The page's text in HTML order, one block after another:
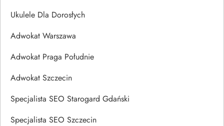
Ukulele Dla Dorosłych
Adwokat Warszawa
Adwokat Praga Południe
Adwokat Szczecin
Specjalista SEO Starogard Gdański
Specjalista SEO Szczecin